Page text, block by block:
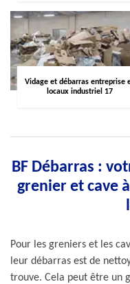
Vidage et débarras entreprise
locaux industriel 17
BF Débarras :
grenier et cave
Pour les greniers et les
leur débarras est de
trouve. Cela peut être un